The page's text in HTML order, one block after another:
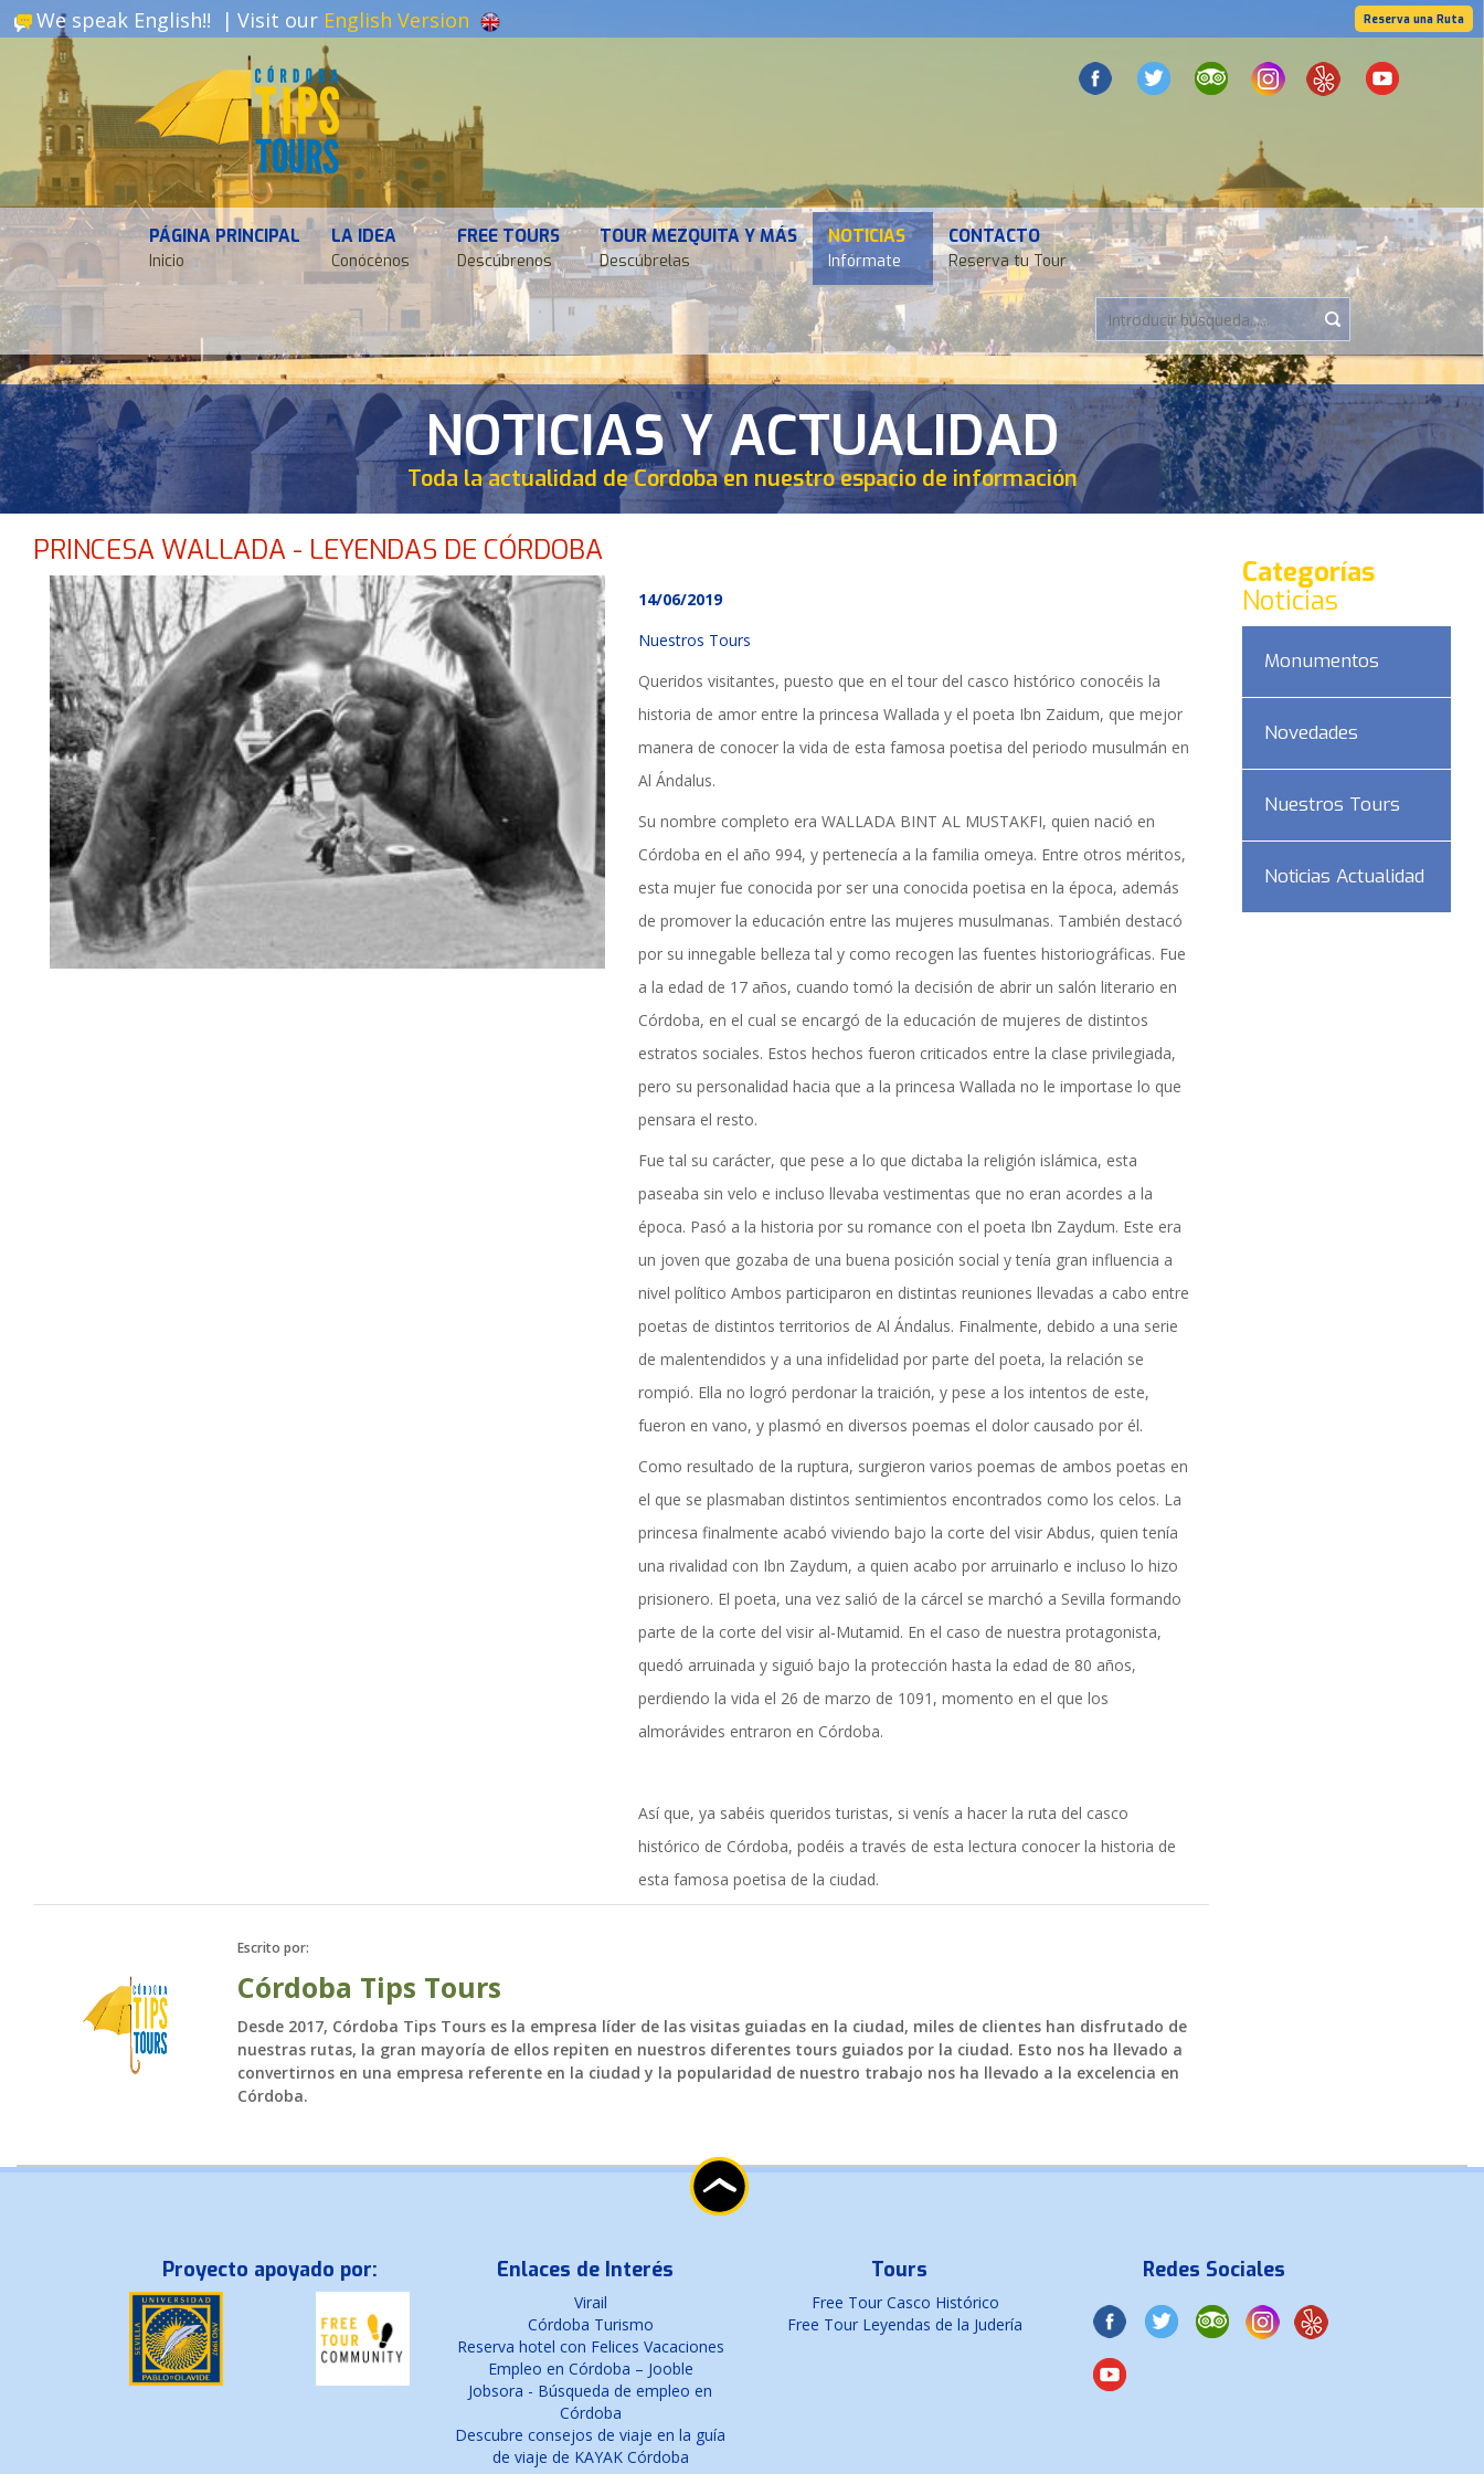
We speak English!! | Visit our English Version Reserva una Ruta
PÁGINA PRINCIPAL
Inicio
LA IDEA
Conócenos
FREE TOURS
Descúbrenos
TOUR MEZQUITA Y MÁS
Descúbrelas
NOTICIAS
Infórmate
CONTACTO
Reserva tu Tour
NOTICIAS Y ACTUALIDAD
Toda la actualidad de Cordoba en nuestro espacio de información
NOTICIAS Y ACTUALIDAD
Toda la actualidad de Cordoba en nuestro espacio de información
NOTICIAS Y ACTUALIDAD
Toda la actualidad de Cordoba en nuestro espacio de información
PRINCESA WALLADA - LEYENDAS DE CÓRDOBA
14/06/2019
Nuestros Tours
Queridos visitantes, puesto que en el tour del casco histórico conocéis la
historia de amor entre la princesa Wallada y el poeta Ibn Zaidum, que mejor
manera de conocer la vida de esta famosa poetisa del periodo musulmán en
Al Ándalus.
Su nombre completo era WALLADA BINT AL MUSTAKFI, quien nació en
Córdoba en el año 994, y pertenecía a la familia omeya. Entre otros méritos,
esta mujer fue conocida por ser una conocida poetisa en la época, además
de promover la educación entre las mujeres musulmanas. También destacó
por su innegable belleza tal y como recogen las fuentes historiográficas. Fue
a la edad de 17 años, cuando tomó la decisión de abrir un salón literario en
Córdoba, en el cual se encargó de la educación de mujeres de distintos
estratos sociales. Estos hechos fueron criticados entre la clase privilegiada,
pero su personalidad hacia que a la princesa Wallada no le importase lo que
pensara el resto.
Fue tal su carácter, que pese a lo que dictaba la religión islámica, esta
paseaba sin velo e incluso llevaba vestimentas que no eran acordes a la
época. Pasó a la historia por su romance con el poeta Ibn Zaydum. Este era
un joven que gozaba de una buena posición social y tenía gran influencia a
nivel político Ambos participaron en distintas reuniones llevadas a cabo entre
poetas de distintos territorios de Al Ándalus. Finalmente, debido a una serie
de malentendidos y a una infidelidad por parte del poeta, la relación se
rompió. Ella no logró perdonar la traición, y pese a los intentos de este,
fueron en vano, y plasmó en diversos poemas el dolor causado por él.
Como resultado de la ruptura, surgieron varios poemas de ambos poetas en
el que se plasmaban distintos sentimientos encontrados como los celos. La
princesa finalmente acabó viviendo bajo la corte del visir Abdus, quien tenía
una rivalidad con Ibn Zaydum, a quien acabo por arruinarlo e incluso lo hizo
prisionero. El poeta, una vez salió de la cárcel se marchó a Sevilla formando
parte de la corte del visir al-Mutamid. En el caso de nuestra protagonista,
quedó arruinada y siguió bajo la protección hasta la edad de 80 años,
perdiendo la vida el 26 de marzo de 1091, momento en el que los
almorávides entraron en Córdoba.
Así que, ya sabéis queridos turistas, si venís a hacer la ruta del casco
histórico de Córdoba, podéis a través de esta lectura conocer la historia de
esta famosa poetisa de la ciudad.
Escrito por:
Córdoba Tips Tours
Desde 2017, Córdoba Tips Tours es la empresa líder de las visitas guiadas en la ciudad, miles de clientes han disfrutado de
nuestras rutas, la gran mayoría de ellos repiten en nuestros diferentes tours guiados por la ciudad. Esto nos ha llevado a
convertirnos en una empresa referente en la ciudad y la popularidad de nuestro trabajo nos ha llevado a la excelencia en
Córdoba.
Categorías
Noticias
Monumentos
Novedades
Nuestros Tours
Noticias Actualidad
Proyecto apoyado por: Enlaces de Interés
Virail
Córdoba Turismo
Reserva hotel con Felices Vacaciones
Empleo en Córdoba – Jooble
Jobsora - Búsqueda de empleo en
Córdoba
Descubre consejos de viaje en la guía
de viaje de KAYAK Córdoba
Tours
Free Tour Casco Histórico
Free Tour Leyendas de la Judería
Redes Sociales